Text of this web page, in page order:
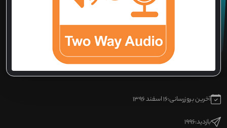
آخرین بروزرسانی:16 اسفند 1396
بازدید:1996